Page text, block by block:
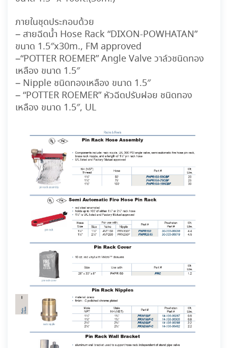
ภายในชุดประกอบด้วย
– สายฉีดน้ำ Hose Rack “DIXON-POWHATAN”
ขนาด 1.5″x30m., FM approved
–“POTTER ROEMER”Angle Valve วาล์วชนิดทอง
เหลือง ขนาด 1.5″
– Nipple ชนิดทองเหลือง ขนาด 1.5″
–“POTTER ROEMER” หัวฉีดปรับฝอย ชนิดทอง
เหลือง ขนาด 1.5″, UL